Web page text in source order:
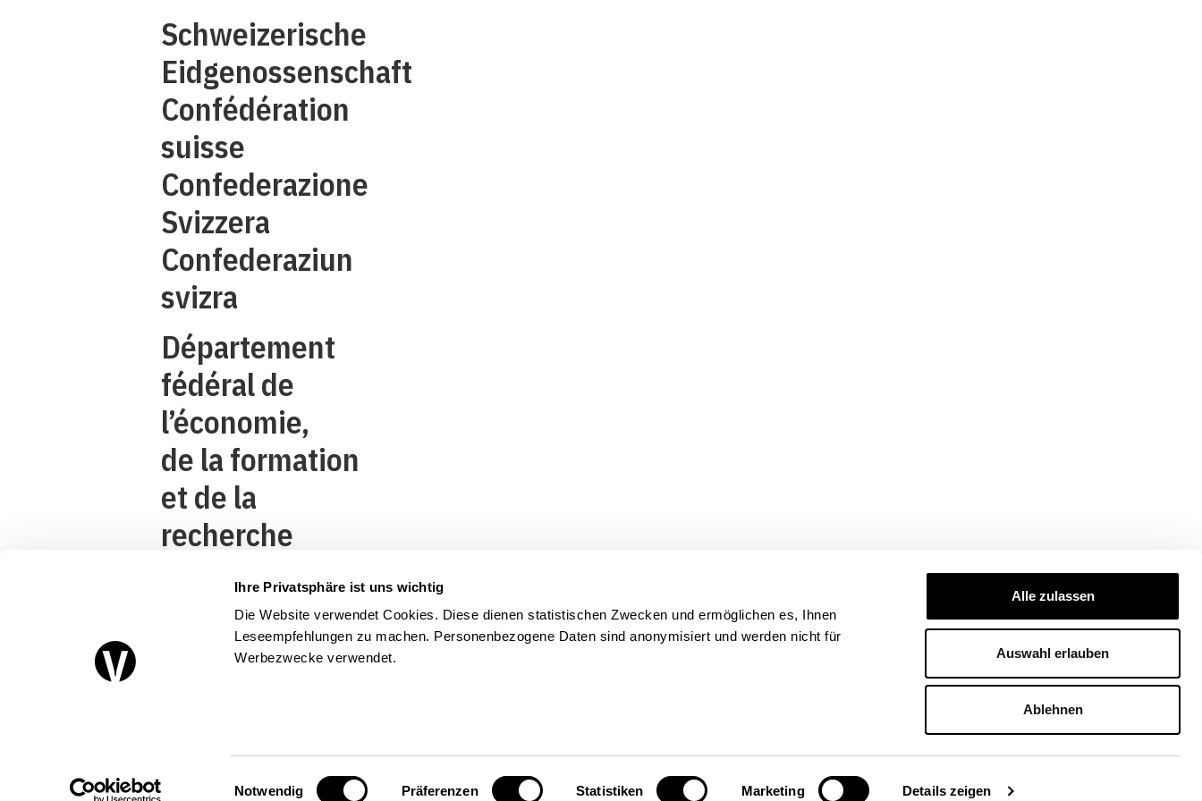
Ihre Privatsphäre ist uns wichtig
Die Website verwendet Cookies. Diese dienen statistischen Zwecken und ermöglichen es, Ihnen
Leseempfehlungen zu machen. Personenbezogene Daten sind anonymisiert und werden nicht für
Werbezwecke verwendet.
Einwilligungsauswahl
Notwendig Präferenzen Statistiken Marketing Details zeigen
Alle zulassen
Auswahl erlauben
Ablehnen
Schweizerische
Eidgenossenschaft
Confédération
suisse
Confederazione
Svizzera
Confederaziun
svizra
Département
fédéral de
l’économie,
de la formation
et de la
recherche
Secrétariat
d’Etat à